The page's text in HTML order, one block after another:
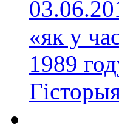
«як у
1989